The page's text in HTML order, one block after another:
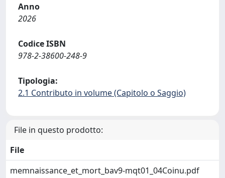
Anno
2026
Codice ISBN
978-2-38600-248-9
Tipologia:
2.1 Contributo in volume (Capitolo o Saggio)
File in questo prodotto:
File
memnaissance_et_mort_bav9-mqt01_04Coinu.pdf